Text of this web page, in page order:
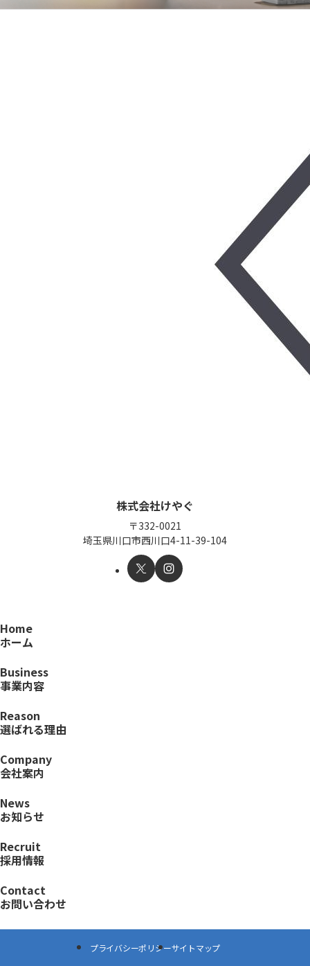
株式会社けやぐ
〒332-0021
埼玉県川口市西川口4-11-39-104
Home
ホーム
Business
事業内容
Reason
選ばれる理由
Company
会社案内
News
お知らせ
Recruit
採用情報
Contact
お問い合わせ
プライバシーポリシーサイトマップ